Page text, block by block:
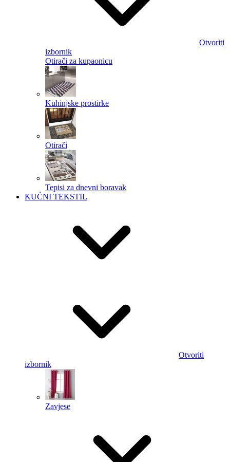
Otvoriti
izbornik
Otirači za kupaonicu
Kuhinjske prostirke
Otirači
Tepisi za dnevni boravak
KUĆNI TEKSTIL
Otvoriti
izbornik
Zavjese